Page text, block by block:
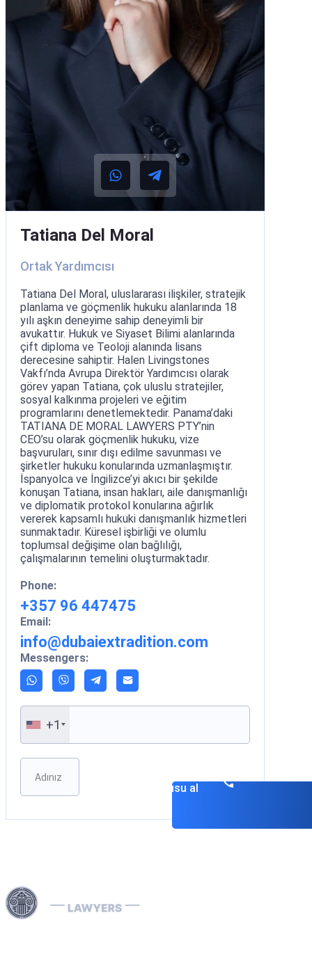
Tatiana Del Moral
Ortak Yardımcısı
Tatiana Del Moral, uluslararası ilişkiler, stratejik
planlama ve göçmenlik hukuku alanlarında 18
yılı aşkın deneyime sahip deneyimli bir
avukattır. Hukuk ve Siyaset Bilimi alanlarında
çift diploma ve Teoloji alanında lisans
derecesine sahiptir. Halen Livingstones
Vakfı’nda Avrupa Direktör Yardımcısı olarak
görev yapan Tatiana, çok uluslu stratejiler,
sosyal kalkınma projeleri ve eğitim
programlarını denetlemektedir. Panama’daki
TATIANA DE MORAL LAWYERS PTY’nin
CEO’su olarak göçmenlik hukuku, vize
başvuruları, sınır dışı edilme savunması ve
şirketler hukuku konularında uzmanlaşmıştır.
İspanyolca ve İngilizce’yi akıcı bir şekilde
konuşan Tatiana, insan hakları, aile danışmanlığı
ve diplomatik protokol konularına ağırlık
vererek kapsamlı hukuki danışmanlık hizmetleri
sunmaktadır. Küresel işbirliği ve olumlu
toplumsal değişime olan bağlılığı,
çalışmalarının temelini oluşturmaktadır.
Phone:
+357 96 447475
Email:
info@dubaiextradition.com
Messengers:
+1
Please leave this field empty.
randevusu al